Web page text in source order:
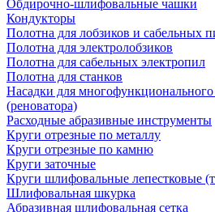
Обдирочно-шлифовальные чашки
Кондукторы
Полотна для лобзиков и сабельных
Полотна для электролобзиков
Полотна для сабельных электропил
Полотна для станков
Насадки для
(реноватора)
Расходные абразивные инструменты
Круги отрезные по металлу
Круги отрезные по камню
Круги заточные
Круги шлифовальные
Шлифовальная шкурка
Абразивная шлифовальная сетка